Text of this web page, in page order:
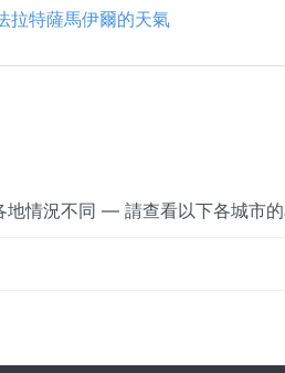
拉特薩馬伊爾的天氣
情況不同 — 請查看以下各城市的